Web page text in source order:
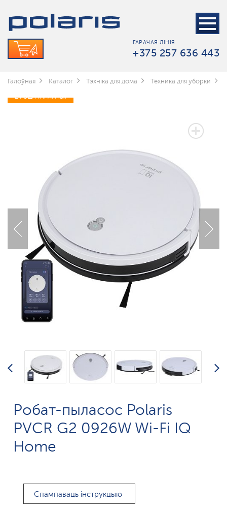
ГАРАЧАЯ ЛІНІЯ
+375 257 636 443
Галоўная Каталог Тэхніка для дома Техника для уборки
2 ГОДА ГАРАНТЫІ
Робат-пыласос Polaris
PVCR G2 0926W Wi-Fi IQ
Home
Спампаваць інструкцыю